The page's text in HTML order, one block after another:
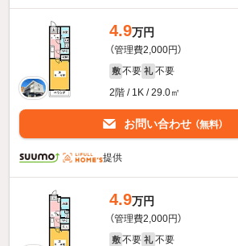
4.9万円
（管理費2,000円）
敷 不要 礼 不要
2階 / 1K / 29.0㎡
お問い合わせ （無料）
提供
4.9万円
（管理費2,000円）
敷 不要 礼 不要